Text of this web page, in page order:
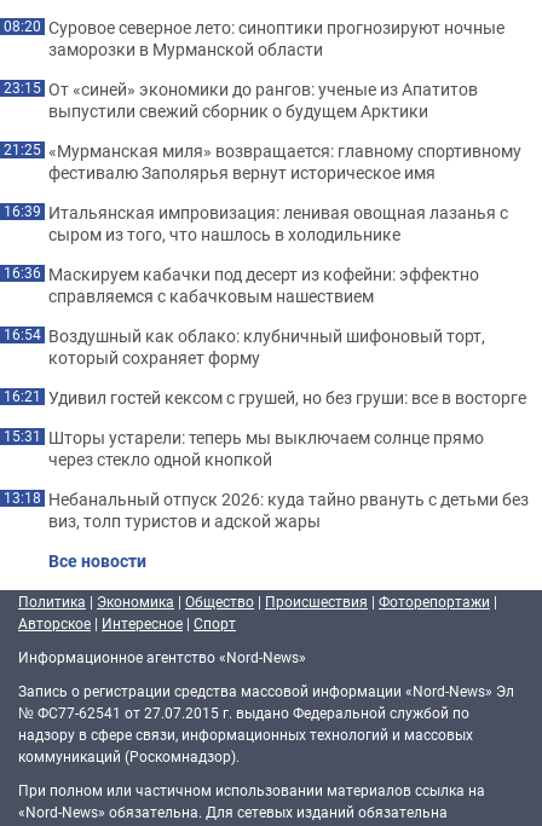
08:20 Суровое северное лето: синоптики прогнозируют ночные
заморозки в Мурманской области
23:15 От «синей» экономики до рангов: ученые из Апатитов
выпустили свежий сборник о будущем Арктики
21:25 «Мурманская миля» возвращается: главному спортивному
фестивалю Заполярья вернут историческое имя
16:39 Итальянская импровизация: ленивая овощная лазанья с
сыром из того, что нашлось в холодильнике
16:36 Маскируем кабачки под десерт из кофейни: эффектно
справляемся с кабачковым нашествием
16:54 Воздушный как облако: клубничный шифоновый торт,
который сохраняет форму
16:21 Удивил гостей кексом с грушей, но без груши: все в восторге
15:31 Шторы устарели: теперь мы выключаем солнце прямо
через стекло одной кнопкой
13:18 Небанальный отпуск 2026: куда тайно рвануть с детьми без
виз, толп туристов и адской жары
Все новости
Политика | Экономика | Общество | Происшествия | Фоторепортажи |
Авторское | Интересное | Спорт
Информационное агентство «Nord-News»
Запись о регистрации средства массовой информации «Nord-News» Эл
№ ФС77-62541 от 27.07.2015 г. выдано Федеральной службой по
надзору в сфере связи, информационных технологий и массовых
коммуникаций (Роскомнадзор).
При полном или частичном использовании материалов ссылка на
«Nord-News» обязательна. Для сетевых изданий обязательна